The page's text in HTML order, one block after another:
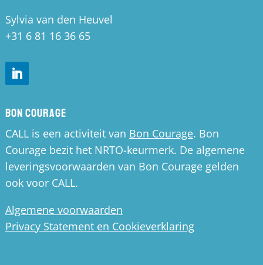
Sylvia van den Heuvel
+31 6 81 16 36 65
Bon Courage
CALL is een activiteit van Bon Courage. Bon
Courage bezit het NRTO-keurmerk. De algemene
leveringsvoorwaarden van Bon Courage gelden
ook voor CALL.
Algemene voorwaarden
Privacy Statement en Cookieverklaring